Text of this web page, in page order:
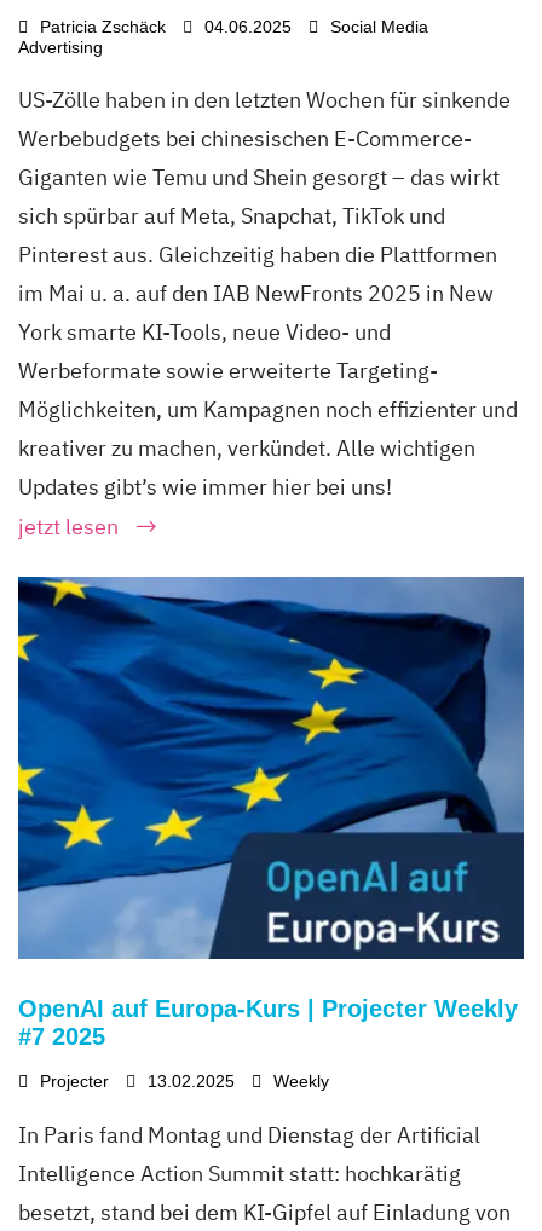
Patricia Zschäck 04.06.2025
Social Media
Advertising
US-Zölle haben in den letzten Wochen für sinkende
Werbebudgets bei chinesischen E-Commerce-
Giganten wie Temu und Shein gesorgt – das wirkt
sich spürbar auf Meta, Snapchat, TikTok und
Pinterest aus. Gleichzeitig haben die Plattformen
im Mai u. a. auf den IAB NewFronts 2025 in New
York smarte KI-Tools, neue Video- und
Werbeformate sowie erweiterte Targeting-
Möglichkeiten, um Kampagnen noch effizienter und
kreativer zu machen, verkündet. Alle wichtigen
Updates gibt’s wie immer hier bei uns!
jetzt lesen
OpenAI auf Europa-Kurs | Projecter Weekly
#7 2025
Projecter 13.02.2025 Weekly
In Paris fand Montag und Dienstag der Artificial
Intelligence Action Summit statt: hochkarätig
besetzt, stand bei dem KI-Gipfel auf Einladung von